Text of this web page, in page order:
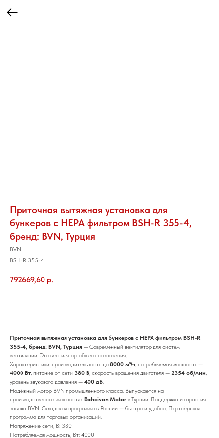
Приточная вытяжная установка для
бункеров с HEPA фильтром BSH-R 355-4,
бренд: BVN, Турция
BVN
BSH-R 355-4
792669,60 р.
Приточная вытяжная установка для бункеров с HEPA фильтром BSH-R
355-4, бренд: BVN, Турция — Современный вентилятор для систем
вентиляции. Это вентилятор общего назначения.
Характеристики: производительность до 8000 м³/ч, потребляемая мощность —
4000 Вт, питание от сети 380 В, скорость вращения двигателя — 2354 об/мин,
уровень звукового давления — 400 дБ.
Надёжный мотор BVN промышленного класса. Выпускается на
производственных мощностях Bahcivan Motor в Турции. Поддержка и гарантия
завода BVN. Складская программа в России — быстро и удобно. Партнёрская
программа для торговых организаций.
Напряжение сети, В: 380
Потребляемая мощность, Вт: 4000